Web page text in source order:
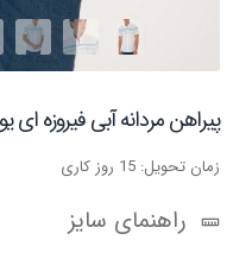
پیراهن مردانه آبی فیروزه ای
زمان تحویل: 15 روز کاری
راهنمای سایز